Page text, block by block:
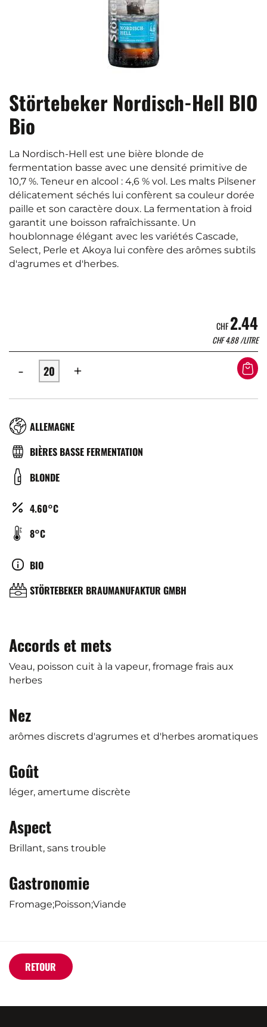
Störtebeker Nordisch-Hell BIO
Bio
La Nordisch-Hell est une bière blonde de
fermentation basse avec une densité primitive de
10,7 %. Teneur en alcool : 4,6 % vol. Les malts Pilsener
délicatement séchés lui confèrent sa couleur dorée
paille et son caractère doux. La fermentation à froid
garantit une boisson rafraîchissante. Un
houblonnage élégant avec les variétés Cascade,
Select, Perle et Akoya lui confère des arômes subtils
d'agrumes et d'herbes.
CHF2.44
CHF4.88/LITRE
- +
RÉGION
ALLEMAGNE
TYPE
BIÈRE
BIÈRES BASSE FERMENTATION
COULEUR
BLONDE
ALCOOL
4.60°C
TEMPÉRATURE
SERVICE
(°C)
8°C
CULTURE
BIO
BRASSERIE
STÖRTEBEKER BRAUMANUFAKTUR GMBH
Accords et mets
Veau, poisson cuit à la vapeur, fromage frais aux
herbes
Nez
arômes discrets d'agrumes et d'herbes aromatiques
Goût
léger, amertume discrète
Aspect
Brillant, sans trouble
Gastronomie
Fromage;Poisson;Viande
RETOUR